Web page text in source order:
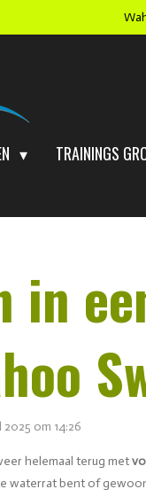
TRAININGS
in
om 14:26
helemaal terug met
waterrat bent of